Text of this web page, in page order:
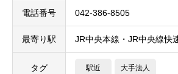
電話番号 042-386-8505
最寄り駅 JR中央本線・JR中央線快
タグ 駅近 大手法人